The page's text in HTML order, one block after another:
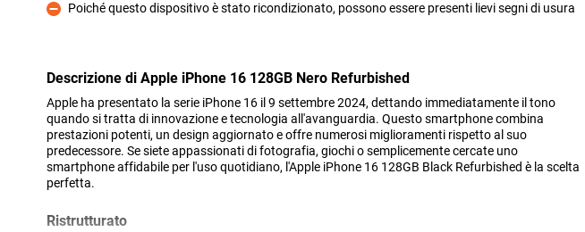
Contro
Poiché questo dispositivo è stato ricondizionato, possono essere presenti lievi segni di usura
Descrizione di Apple iPhone 16 128GB Nero Refurbished
Apple ha presentato la serie iPhone 16 il 9 settembre 2024, dettando immediatamente il tono
quando si tratta di innovazione e tecnologia all'avanguardia. Questo smartphone combina
prestazioni potenti, un design aggiornato e offre numerosi miglioramenti rispetto al suo
predecessore. Se siete appassionati di fotografia, giochi o semplicemente cercate uno
smartphone affidabile per l'uso quotidiano, l'Apple iPhone 16 128GB Black Refurbished è la scelta
perfetta.
Ristrutturato